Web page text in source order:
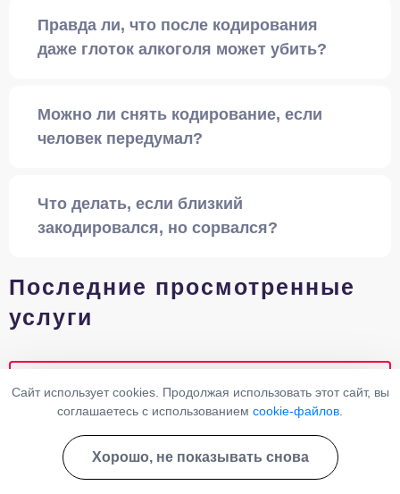
Правда ли, что после кодирования
даже глоток алкоголя может убить?
Можно ли снять кодирование, если
человек передумал?
Что делать, если близкий
закодировался, но сорвался?
Последние просмотренные
услуги
Вывод из запоя принудительно
Кодирование «Двойной блок»
Сайт использует cookies. Продолжая использовать этот сайт, вы
соглашаетесь с использованием cookie-файлов
Хорошо, не показывать снова